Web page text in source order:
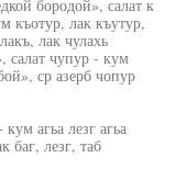
бородой», салат к
къотур, лак къутур,
лак чулахь
салат чупур - кум
ср азерб чопур
агьа лезг агьа
баг, лезг, таб